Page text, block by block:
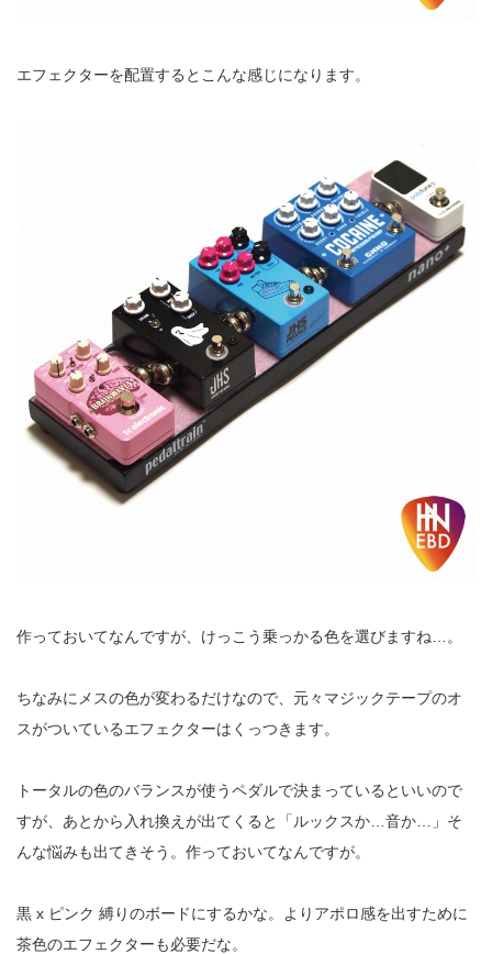
エフェクターを配置するとこんな感じになります。
作っておいてなんですが、けっこう乗っかる色を選びますね…。
ちなみにメスの色が変わるだけなので、元々マジックテープのオ
スがついているエフェクターはくっつきます。
トータルの色のバランスが使うペダルで決まっているといいので
すが、あとから入れ換えが出てくると「ルックスか…音か…」そ
んな悩みも出てきそう。作っておいてなんですが。
黒 x ピンク 縛りのボードにするかな。よりアポロ感を出すために
茶色のエフェクターも必要だな。